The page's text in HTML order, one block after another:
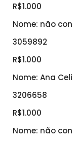
R$1.000
Nome: não
3059892
R$1.000
Nome: Ana
3206658
R$1.000
Nome: não